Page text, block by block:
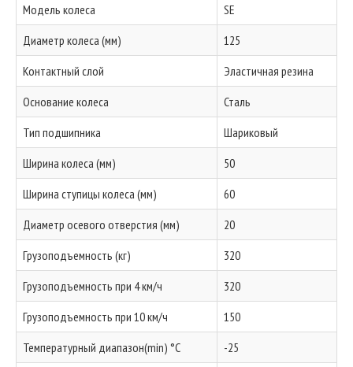
Модель колеса
SE
Диаметр колеса (мм)
125
Контактный слой
Эластичная резина
Основание колеса
Сталь
Тип подшипника
Шариковый
Ширина колеса (мм)
50
Ширина ступицы колеса (мм)
60
Диаметр осевого отверстия (мм)
20
Грузоподъемность (кг)
320
Грузоподъемность при 4 км/ч
320
Грузоподъемность при 10 км/ч
150
Температурный диапазон(min) °C
-25